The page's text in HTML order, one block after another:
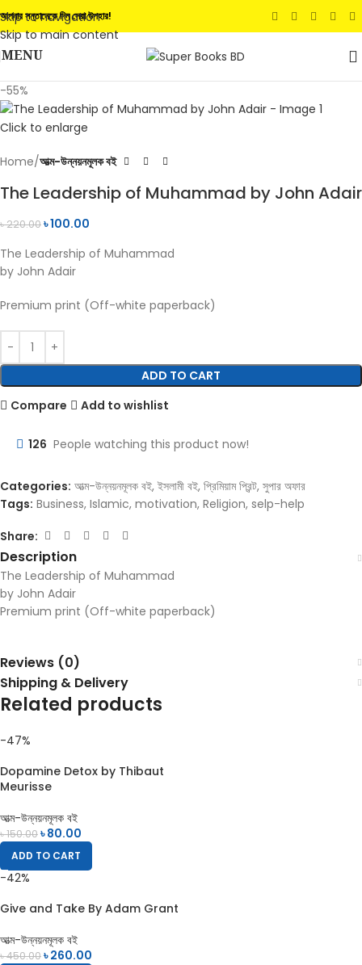
Skip to navigation
Skip to main content
আপনার সন্তানেকে দিন সেরা উপহার!
MENU
-55%
Click to enlarge
Home আত্ম-উন্নয়নমূলক বই
The Leadership of Muhammad by John Adair
৳220.00৳100.00
The Leadership of Muhammad
by John Adair
Premium print (Off-white paperback)
ADD TO CART
Compare
Add to wishlist
126 People watching this product now!
Categories: আত্ম-উন্নয়নমূলক বই, ইসলামী বই, প্রিমিয়াম প্রিন্ট, সুপার অফার
Tags: Business, Islamic, motivation, Religion, selp-help
Share:
Description
The Leadership of Muhammad
by John Adair
Premium print (Off-white paperback)
Reviews (0)
Shipping & Delivery
Related products
-47%
Dopamine Detox by Thibaut
Meurisse
আত্ম-উন্নয়নমূলক বই
৳150.00৳80.00
ADD TO CART
-42%
Give and Take By Adam Grant
আত্ম-উন্নয়নমূলক বই
৳450.00৳260.00